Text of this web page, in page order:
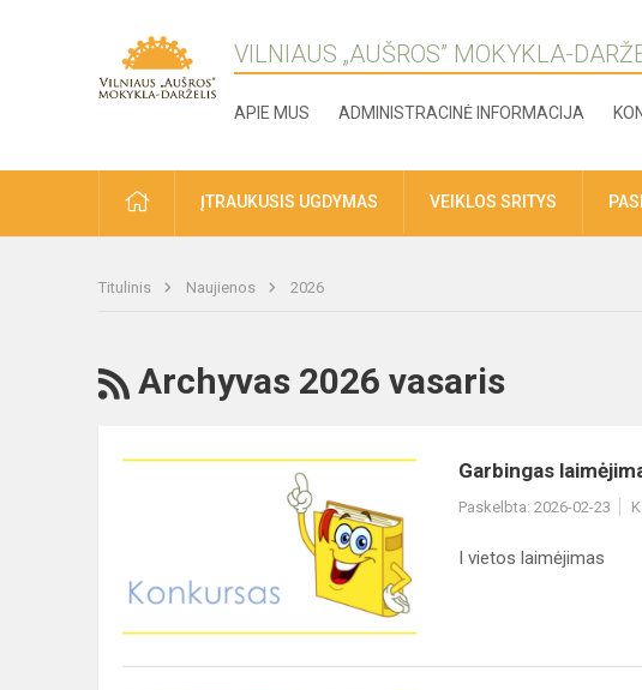
VILNIAUS „AUŠROS” MOKYKLA-
APIE MUS ADMINISTRACINĖ INFORMACIJA
ĮTRAUKUSIS UGDYMAS VEIKLOS SRITYS
Titulinis Naujienos 2026
Archyvas 2026 vasaris
Garbingas
Paskelbta: 2026-02-23
I vietos laimėjimas